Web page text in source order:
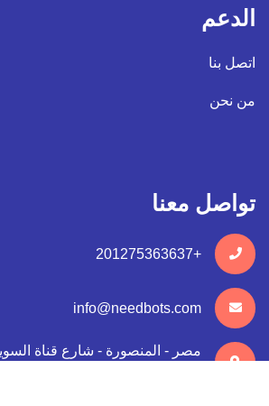
الدعم
اتصل بنا
من نحن
تواصل معنا
+201275363637
info@needbots.com
مصر - المنصورة - شارع قناة